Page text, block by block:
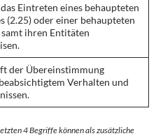
Eintreten eines behaupteten
(2.25) oder einer behaupteten
ihren Entitäten
der Übereinstimmung
Verhalten und
4 Begriffe können als zusätzliche